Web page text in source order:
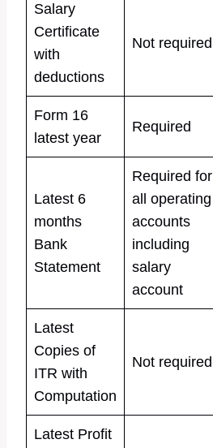
Salary
Certificate
with
deductions
Not required
Form 16
latest year
Required
Latest 6
months
Bank
Statement
Required for
all operating
accounts
including
salary
account
Latest
Copies of
ITR with
Computation
Not required
Latest Profit